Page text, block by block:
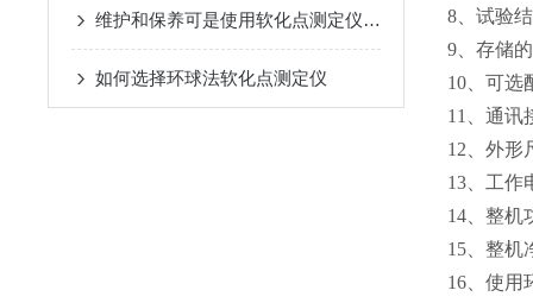
维护和保养可是使用软化点测定仪的基础课程
如何选择环球法软化点测定仪
8、试验
9、存储
10、可选
11、通讯
12、外形
13、工作
14、整机
15、整机
16、使用